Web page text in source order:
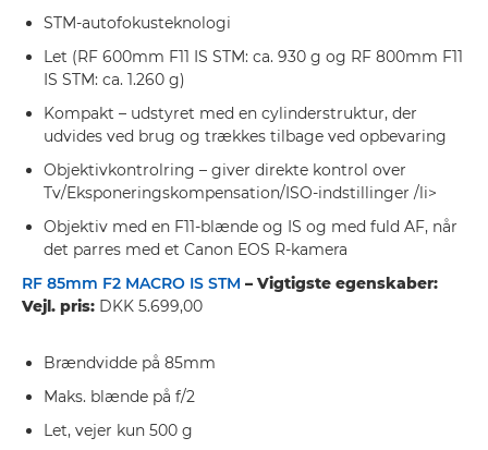
STM-autofokusteknologi
Let (RF 600mm F11 IS STM: ca. 930 g og RF 800mm F11
IS STM: ca. 1.260 g)
Kompakt – udstyret med en cylinderstruktur, der
udvides ved brug og trækkes tilbage ved opbevaring
Objektivkontrolring – giver direkte kontrol over
Tv/Eksponeringskompensation/ISO-indstillinger /li>
Objektiv med en F11-blænde og IS og med fuld AF, når
det parres med et Canon EOS R-kamera
RF 85mm F2 MACRO IS STM – Vigtigste egenskaber:
Vejl. pris: DKK 5.699,00
Brændvidde på 85mm
Maks. blænde på f/2
Let, vejer kun 500 g